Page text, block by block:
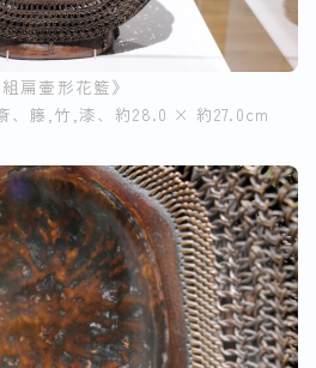
組扁壷形花籃》
、籐,竹,漆、約28.0 × 約27.0cm